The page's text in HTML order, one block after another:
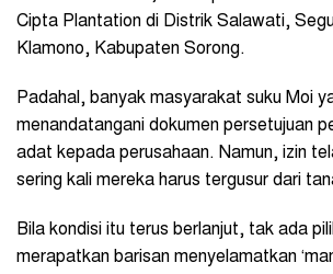
Cipta Plantation di Distrik Salawati,
Klamono, Kabupaten Sorong.
Padahal, banyak masyarakat suku Moi
menandatangani dokumen persetujuan
adat kepada perusahaan. Namun, izin
sering kali mereka harus tergusur dari
Bila kondisi itu terus berlanjut, tak ada
merapatkan barisan menyelamatkan